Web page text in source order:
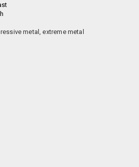
metal, extreme metal